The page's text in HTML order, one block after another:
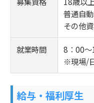
普通自
その他
就業時間
8：00
※現場/
給与・福利厚生